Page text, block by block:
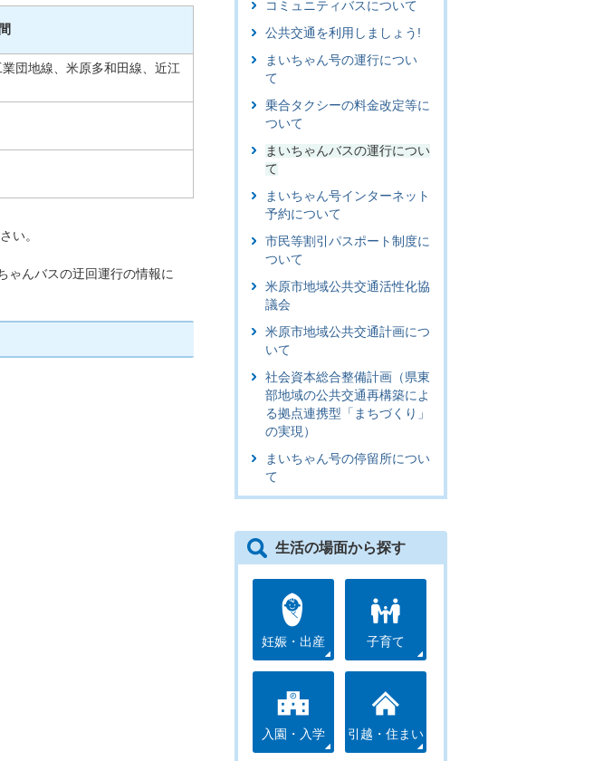
団地線、米原多和田線、近江
い。
ゃんバスの迂回運行の情報に
コミュニティバスについて
公共交通を利用しましょう!
まいちゃん号の運行につい
て
乗合タクシーの料金改定等に
ついて
まいちゃんバスの運行につい
て
まいちゃん号インターネット
予約について
市民等割引パスポート制度に
ついて
米原市地域公共交通活性化協
議会
米原市地域公共交通計画につ
いて
社会資本総合整備計画（県東
部地域の公共交通再構築によ
る拠点連携型「まちづくり」
の実現）
まいちゃん号の停留所につい
て
生活の場面から探す
妊娠・出産 子育て
入園・入学 引越・住まい